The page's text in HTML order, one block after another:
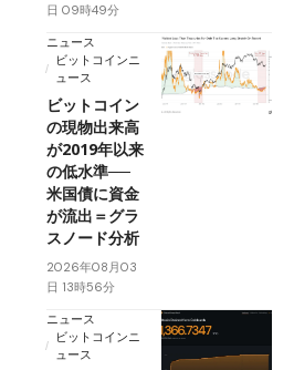
日 09時49分
ニュース
ビットコインニ
ュース
ビットコイン
の現物出来高
が2019年以来
の低水準──
米国債に資金
が流出＝グラ
スノード分析
2026年08月03
日 13時56分
ニュース
ビットコインニ
ュース